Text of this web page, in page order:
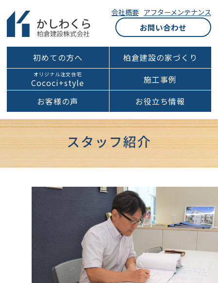
会社概要 アフターメンテナンス
お問い合わせ
初めての方へ 柏倉建設の家づくり
オリジナル注文住宅
Cococi+style
施工事例
お客様の声
お役立ち情報
スタッフ紹介